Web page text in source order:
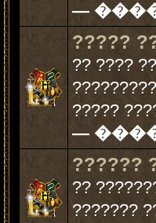
—
?????
?? ????
?????
—
??????
??
???????